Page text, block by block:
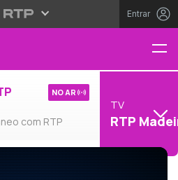
Entrar
com RTP
NO AR
TV
RTP